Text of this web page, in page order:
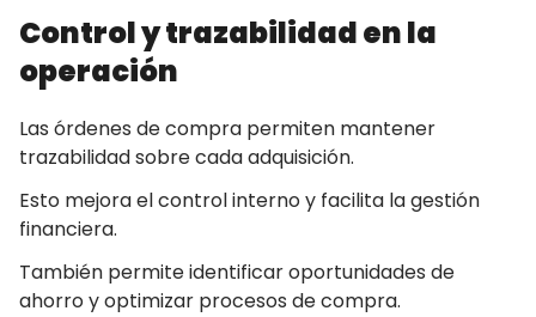
Control y trazabilidad en la
operación
Las órdenes de compra permiten mantener
trazabilidad sobre cada adquisición.
Esto mejora el control interno y facilita la gestión
financiera.
También permite identificar oportunidades de
ahorro y optimizar procesos de compra.